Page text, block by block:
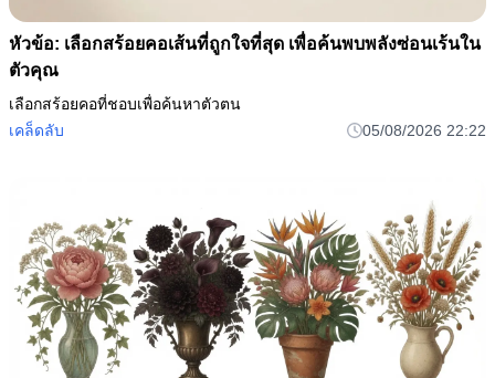
หัวข้อ: เลือกสร้อยคอเส้นที่ถูกใจที่สุด เพื่อค้นพบพลังซ่อนเร้นใน
ตัวคุณ
เลือกสร้อยคอที่ชอบเพื่อค้นหาตัวตน
เคล็ดลับ
05/08/2026 22:22